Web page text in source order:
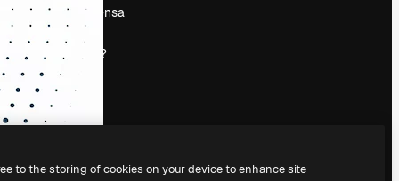
Sala de prensa
magnific.ai?
to the storing of cookies on your device to enhance site